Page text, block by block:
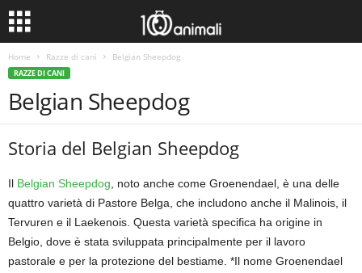
Home Razze di cani Belgian Sheepdog
RAZZE DI CANI
Belgian Sheepdog
Storia del Belgian Sheepdog
Il Belgian Sheepdog , noto anche come Groenendael, è una delle
quattro varietà di Pastore Belga, che includono anche il Malinois, il
Tervuren e il Laekenois. Questa varietà specifica ha origine in
Belgio, dove è stata sviluppata principalmente per il lavoro
pastorale e per la protezione del bestiame. *Il nome Groenendael